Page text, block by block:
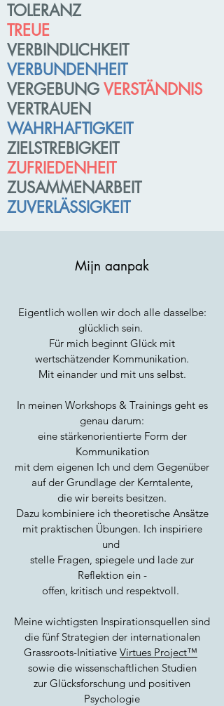
TOLERANZ
TREUE
VERBINDLICHKEIT
VERBUNDENHEIT
VERGEBUNG VERSTÄNDNIS
VERTRAUEN
WAHRHAFTIGKEIT
ZIELSTREBIGKEIT
ZUFRIEDENHEIT
ZUSAMMENARBEIT
ZUVERLÄSSIGKEIT
Mijn aanpak
Eigentlich wollen wir doch alle dasselbe:
glücklich sein.
Für mich beginnt Glück mit
wertschätzender Kommunikation.
Mit einander und mit uns selbst.
In meinen Workshops & Trainings geht es
genau darum:
eine stärkenorientierte Form der
Kommunikation
mit dem eigenen Ich und dem Gegenüber
auf der Grundlage der Kerntalente,
die wir bereits besitzen.
Dazu kombiniere ich theoretische Ansätze
mit praktischen Übungen. Ich inspiriere
und
stelle Fragen, spiegele und lade zur
Reflektion ein -
offen, kritisch und respektvoll.
Meine wichtigsten Inspirationsquellen sind
die fünf Strategien der internationalen
Grassroots-Initiative Virtues Project™
sowie die wissenschaftlichen Studien
zur Glücksforschung und positiven
Psychologie